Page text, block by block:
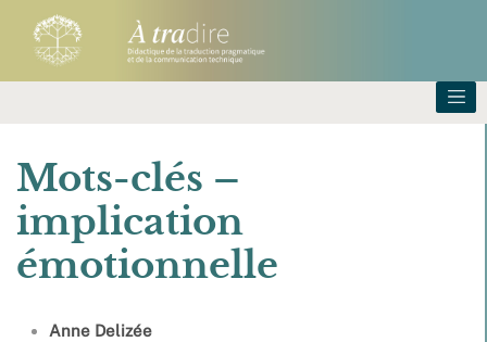
Mots-clés –
implication
émotionnelle
Anne Delizée